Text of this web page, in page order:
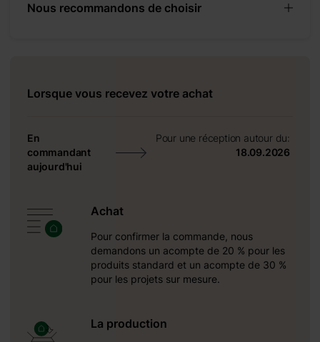
Nous recommandons de choisir
Lorsque vous recevez votre achat
En
commandant
aujourd'hui
Pour une réception autour du:
18.09.2026
Achat
Pour confirmer la commande, nous
demandons un acompte de 20 % pour les
produits standard et un acompte de 30 %
pour les projets sur mesure.
La production
aux
vous